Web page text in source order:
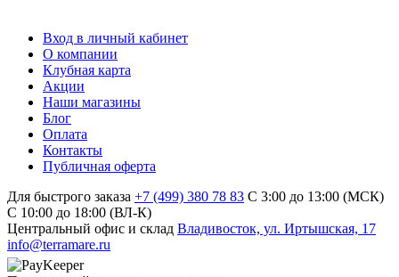
Вход в личный кабинет
О компании
Клубная карта
Акции
Наши магазины
Блог
Оплата
Контакты
Публичная оферта
Для быстрого заказа +7 (499) 380 78 83 С 3:00 до 13:00 (МСК)
C 10:00 до 18:00 (ВЛ-К)
Центральный офис и склад Владивосток, ул. Иртышская, 17
info@terramare.ru